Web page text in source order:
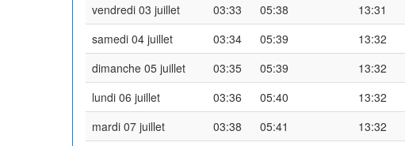
vendredi 03 juillet
03:33 05:38 13:31
samedi 04 juillet
03:34 05:39 13:32
dimanche 05 juillet
03:35 05:39 13:32
lundi 06 juillet
03:36 05:40 13:32
mardi 07 juillet
03:38 05:41 13:32